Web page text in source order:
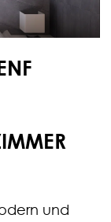
und